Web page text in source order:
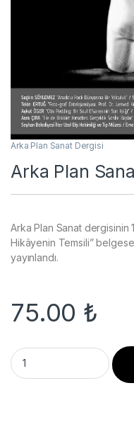
Arka Plan Sanat Dergisi
Arka Plan
Arka Plan Sanat dergisinin
Hikâyenin Temsili”
yayınlandı.
75.00 ₺
Arka Plan Sanat 17.